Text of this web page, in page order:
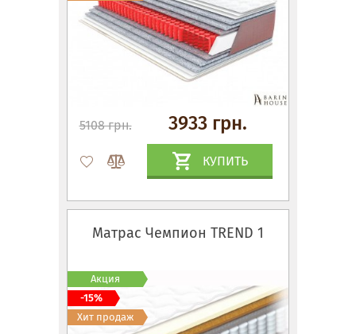
5108 грн. 3933 грн.
КУПИТЬ
Матрас Чемпион TREND 1
Акция
-15%
Хит продаж